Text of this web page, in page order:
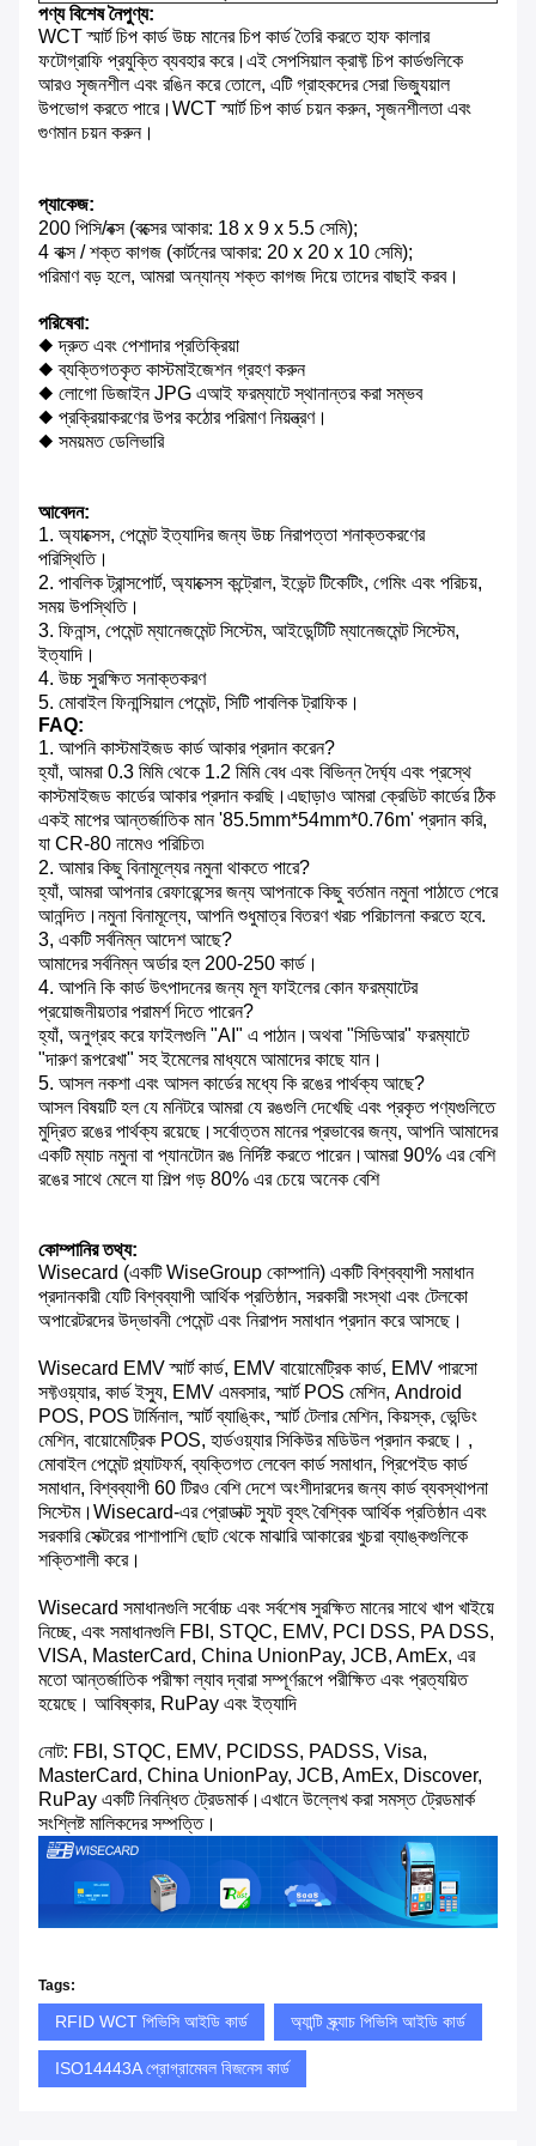
পণ্য বিশেষ নৈপুণ্য:
WCT স্মার্ট চিপ কার্ড উচ্চ মানের চিপ কার্ড তৈরি করতে হাফ কালার
ফটোগ্রাফি প্রযুক্তি ব্যবহার করে।এই সেপসিয়াল ক্রাফ্ট চিপ কার্ডগুলিকে
আরও সৃজনশীল এবং রঙিন করে তোলে, এটি গ্রাহকদের সেরা ভিজ্যুয়াল
উপভোগ করতে পারে।WCT স্মার্ট চিপ কার্ড চয়ন করুন, সৃজনশীলতা এবং
গুণমান চয়ন করুন।
প্যাকেজ:
200 পিসি/বক্স (বক্সের আকার: 18 x 9 x 5.5 সেমি);
4 বাক্স / শক্ত কাগজ (কার্টনের আকার: 20 x 20 x 10 সেমি);
পরিমাণ বড় হলে, আমরা অন্যান্য শক্ত কাগজ দিয়ে তাদের বাছাই করব।
পরিষেবা:
◆ দ্রুত এবং পেশাদার প্রতিক্রিয়া
◆ ব্যক্তিগতকৃত কাস্টমাইজেশন গ্রহণ করুন
◆ লোগো ডিজাইন JPG এআই ফরম্যাটে স্থানান্তর করা সম্ভব
◆ প্রক্রিয়াকরণের উপর কঠোর পরিমাণ নিয়ন্ত্রণ।
◆ সময়মত ডেলিভারি
আবেদন:
1. অ্যাক্সেস, পেমেন্ট ইত্যাদির জন্য উচ্চ নিরাপত্তা শনাক্তকরণের
পরিস্থিতি।
2. পাবলিক ট্রান্সপোর্ট, অ্যাক্সেস কন্ট্রোল, ইভেন্ট টিকেটিং, গেমিং এবং পরিচয়,
সময় উপস্থিতি।
3. ফিনান্স, পেমেন্ট ম্যানেজমেন্ট সিস্টেম, আইডেন্টিটি ম্যানেজমেন্ট সিস্টেম,
ইত্যাদি।
4. উচ্চ সুরক্ষিত সনাক্তকরণ
5. মোবাইল ফিনান্সিয়াল পেমেন্ট, সিটি পাবলিক ট্রাফিক।
FAQ:
1. আপনি কাস্টমাইজড কার্ড আকার প্রদান করেন?
হ্যাঁ, আমরা 0.3 মিমি থেকে 1.2 মিমি বেধ এবং বিভিন্ন দৈর্ঘ্য এবং প্রস্থে
কাস্টমাইজড কার্ডের আকার প্রদান করছি।এছাড়াও আমরা ক্রেডিট কার্ডের ঠিক
একই মাপের আন্তর্জাতিক মান '85.5mm*54mm*0.76m' প্রদান করি,
যা CR-80 নামেও পরিচিত৷
2. আমার কিছু বিনামূল্যের নমুনা থাকতে পারে?
হ্যাঁ, আমরা আপনার রেফারেন্সের জন্য আপনাকে কিছু বর্তমান নমুনা পাঠাতে পেরে
আনন্দিত।নমুনা বিনামূল্যে, আপনি শুধুমাত্র বিতরণ খরচ পরিচালনা করতে হবে.
3, একটি সর্বনিম্ন আদেশ আছে?
আমাদের সর্বনিম্ন অর্ডার হল 200-250 কার্ড।
4. আপনি কি কার্ড উৎপাদনের জন্য মূল ফাইলের কোন ফরম্যাটের
প্রয়োজনীয়তার পরামর্শ দিতে পারেন?
হ্যাঁ, অনুগ্রহ করে ফাইলগুলি "AI" এ পাঠান।অথবা "সিডিআর" ফরম্যাটে
"দারুণ রূপরেখা" সহ ইমেলের মাধ্যমে আমাদের কাছে যান।
5. আসল নকশা এবং আসল কার্ডের মধ্যে কি রঙের পার্থক্য আছে?
আসল বিষয়টি হল যে মনিটরে আমরা যে রঙগুলি দেখেছি এবং প্রকৃত পণ্যগুলিতে
মুদ্রিত রঙের পার্থক্য রয়েছে।সর্বোত্তম মানের প্রভাবের জন্য, আপনি আমাদের
একটি ম্যাচ নমুনা বা প্যানটোন রঙ নির্দিষ্ট করতে পারেন।আমরা 90% এর বেশি
রঙের সাথে মেলে যা শিল্প গড় 80% এর চেয়ে অনেক বেশি
কোম্পানির তথ্য:
Wisecard (একটি WiseGroup কোম্পানি) একটি বিশ্বব্যাপী সমাধান
প্রদানকারী যেটি বিশ্বব্যাপী আর্থিক প্রতিষ্ঠান, সরকারী সংস্থা এবং টেলকো
অপারেটরদের উদ্ভাবনী পেমেন্ট এবং নিরাপদ সমাধান প্রদান করে আসছে।
Wisecard EMV স্মার্ট কার্ড, EMV বায়োমেট্রিক কার্ড, EMV পারসো
সফ্টওয়্যার, কার্ড ইস্যু, EMV এমবসার, স্মার্ট POS মেশিন, Android
POS, POS টার্মিনাল, স্মার্ট ব্যাঙ্কিং, স্মার্ট টেলার মেশিন, কিয়স্ক, ভেন্ডিং
মেশিন, বায়োমেট্রিক POS, হার্ডওয়্যার সিকিউর মডিউল প্রদান করছে। ,
মোবাইল পেমেন্ট প্ল্যাটফর্ম, ব্যক্তিগত লেবেল কার্ড সমাধান, প্রিপেইড কার্ড
সমাধান, বিশ্বব্যাপী 60 টিরও বেশি দেশে অংশীদারদের জন্য কার্ড ব্যবস্থাপনা
সিস্টেম।Wisecard-এর প্রোডাক্ট স্যুট বৃহৎ বৈশ্বিক আর্থিক প্রতিষ্ঠান এবং
সরকারি সেক্টরের পাশাপাশি ছোট থেকে মাঝারি আকারের খুচরা ব্যাঙ্কগুলিকে
শক্তিশালী করে।
Wisecard সমাধানগুলি সর্বোচ্চ এবং সর্বশেষ সুরক্ষিত মানের সাথে খাপ খাইয়ে
নিচ্ছে, এবং সমাধানগুলি FBI, STQC, EMV, PCI DSS, PA DSS,
VISA, MasterCard, China UnionPay, JCB, AmEx, এর
মতো আন্তর্জাতিক পরীক্ষা ল্যাব দ্বারা সম্পূর্ণরূপে পরীক্ষিত এবং প্রত্যয়িত
হয়েছে। আবিষ্কার, RuPay এবং ইত্যাদি
নোট: FBI, STQC, EMV, PCIDSS, PADSS, Visa,
MasterCard, China UnionPay, JCB, AmEx, Discover,
RuPay একটি নিবন্ধিত ট্রেডমার্ক।এখানে উল্লেখ করা সমস্ত ট্রেডমার্ক
সংশ্লিষ্ট মালিকদের সম্পত্তি।
Tags:
RFID WCT পিভিসি আইডি কার্ড অ্যান্টি স্ক্র্যাচ পিভিসি আইডি কার্ড
ISO14443A প্রোগ্রামেবল বিজনেস কার্ড